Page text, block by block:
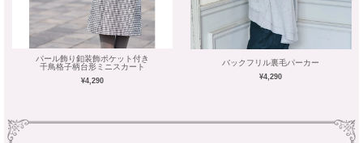
パール飾り釦装飾ポケット付き
千鳥格子柄台形ミニスカート
¥4,290
バックフリル裏毛パーカー
¥4,290